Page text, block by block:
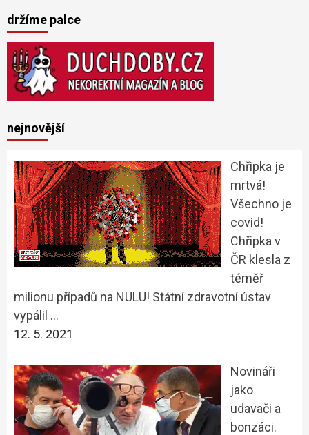
držíme palce
nejnovější
Chřipka je
mrtvá!
Všechno je
covid!
Chřipka v
ČR klesla z
téměř
milionu případů na NULU! Státní zdravotní ústav
vypálil …
12. 5. 2021
Novináři
jako
udavači a
bonzáci.